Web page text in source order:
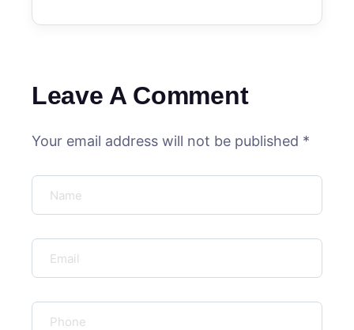
Leave A Comment
Your email address will not be published *